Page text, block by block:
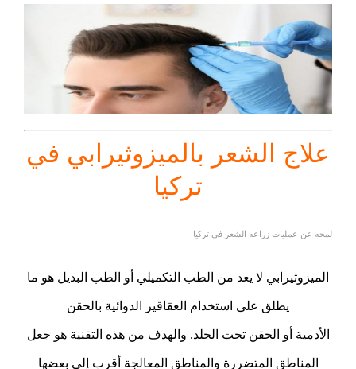
علاج الشعر بالميزوثيرابي في
تركيا
لمحه عن عمليات زراعه الشعر في تركيا
الميزوثيرابي لا يعد من الطب التكميلي أو الطب البديل هو ما
يطلق على استخدام العقاقير الدوائية بالحقن
الأدمية أو الحقن تحت الجلد. والهدف من هذه التقنية هو جعل
المناطق المتضررة والمناطق المعالجة أقرب إلى بعضها